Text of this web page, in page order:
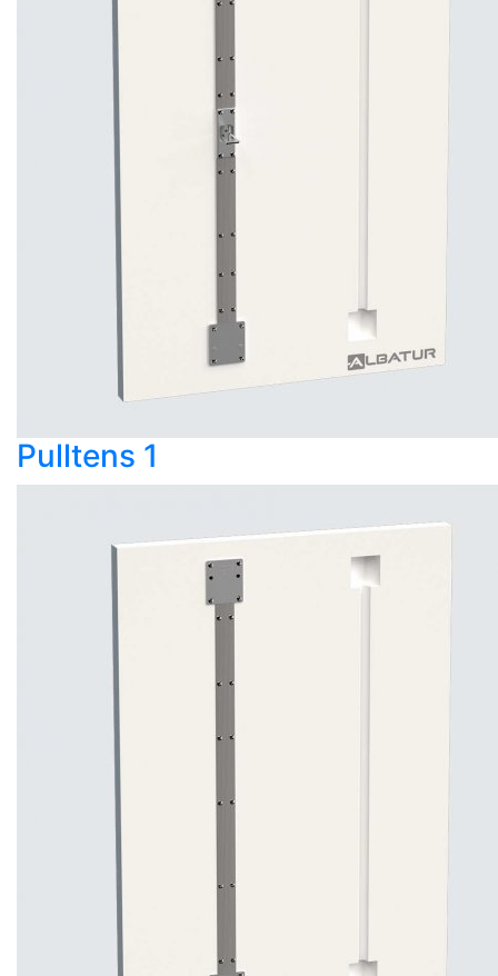
Pulltens 1